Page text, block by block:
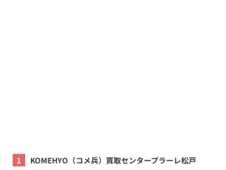
1 KOMEHYO（コメ兵）買取センタープラーレ松戸